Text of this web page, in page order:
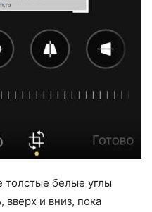
белые углы
вверх и вниз, пока